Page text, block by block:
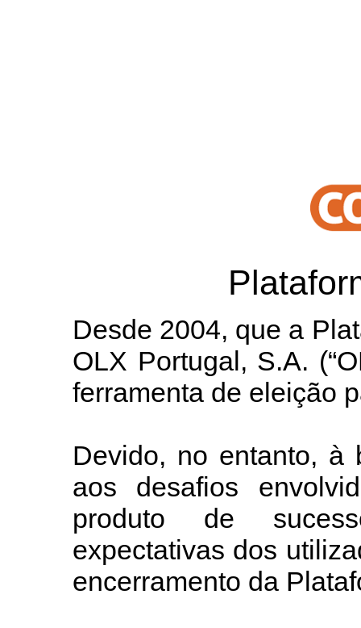
Desde 2004, que a
OLX Portugal, S.A.
ferramenta de eleição
Devido, no entanto, à
aos desafios
produto de
expectativas dos
encerramento da